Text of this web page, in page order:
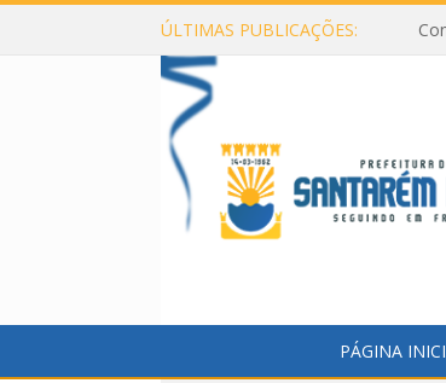
ÚLTIMAS PUBLICAÇÕES:
PÁGINA